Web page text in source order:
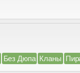
Без Дюпа Кланы